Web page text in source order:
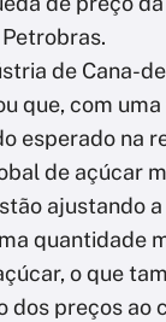
de Cana-
que, com
esperado na
de açúcar
ajustando
quantidade
o que
dos preços ao